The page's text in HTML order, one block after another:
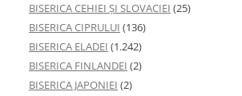
BISERICA CEHIEI ŞI SLOVACIEI (25)
BISERICA CIPRULUI (136)
BISERICA ELADEI (1.242)
BISERICA FINLANDEI (2)
BISERICA JAPONIEI (2)